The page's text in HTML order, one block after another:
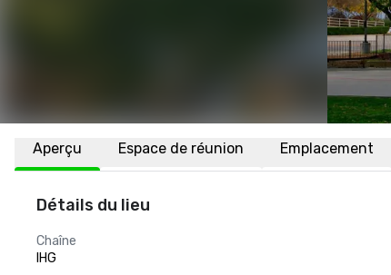
Aperçu Espace de réunion Emplacement
Détails du lieu
Chaîne
IHG